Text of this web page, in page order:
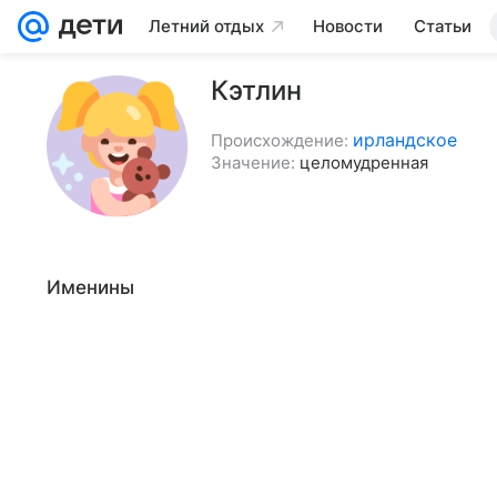
Летний отдых Новости Статьи
Кэтлин
Происхождение: ирландское
Значение: целомудренная
Именины